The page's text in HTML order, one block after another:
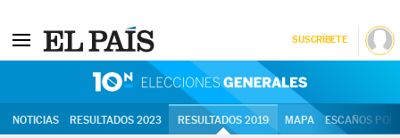
SUSCRÍBETE
NOTICIAS RESULTADOS 2023 RESULTADOS 2019 MAPA ESCAÑOS